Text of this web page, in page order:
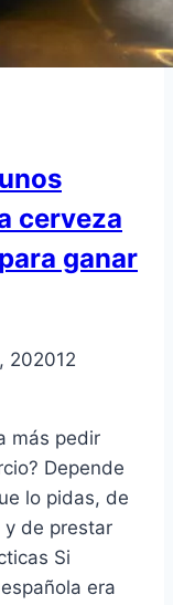
cerveza
ganar
202012
más pedir
Depende
lo pidas, de
y de prestar
Si
era